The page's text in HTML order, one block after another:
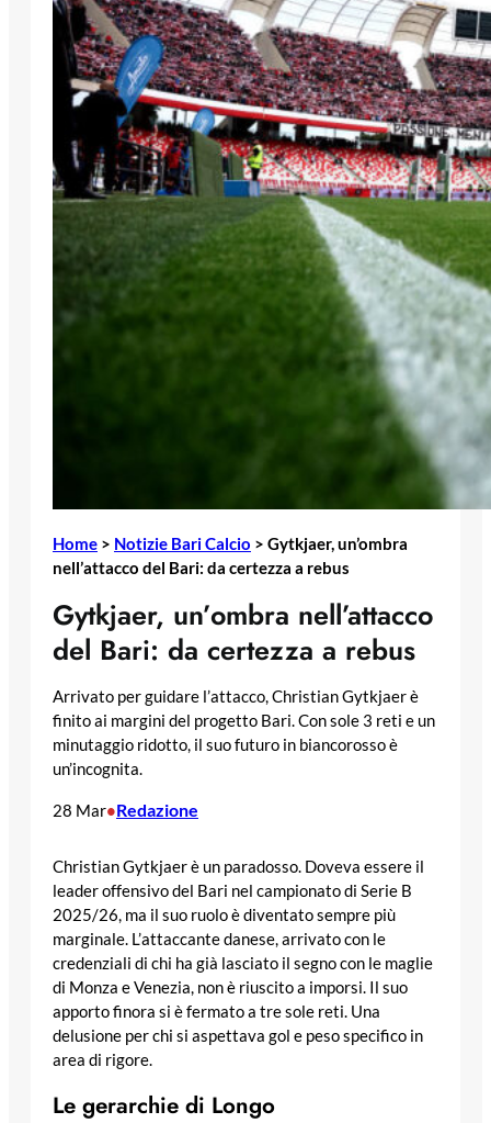
Home > Notizie Bari Calcio > Gytkjaer, un’ombra
nell’attacco del Bari: da certezza a rebus
Gytkjaer, un’ombra nell’attacco
del Bari: da certezza a rebus
Arrivato per guidare l’attacco, Christian Gytkjaer è
finito ai margini del progetto Bari. Con sole 3 reti e un
minutaggio ridotto, il suo futuro in biancorosso è
un’incognita.
28 Mar•Redazione
Christian Gytkjaer è un paradosso. Doveva essere il
leader offensivo del Bari nel campionato di Serie B
2025/26, ma il suo ruolo è diventato sempre più
marginale. L’attaccante danese, arrivato con le
credenziali di chi ha già lasciato il segno con le maglie
di Monza e Venezia, non è riuscito a imporsi. Il suo
apporto finora si è fermato a tre sole reti. Una
delusione per chi si aspettava gol e peso specifico in
area di rigore.
Le gerarchie di Longo